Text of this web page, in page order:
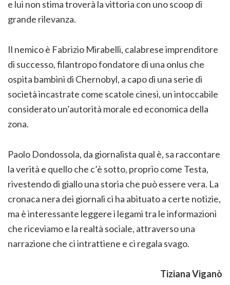
e lui non stima troverà la vittoria con uno scoop di
grande rilevanza.
Il nemico è Fabrizio Mirabelli, calabrese imprenditore
di successo, filantropo fondatore di una onlus che
ospita bambini di Chernobyl, a capo di una serie di
società incastrate come scatole cinesi, un intoccabile
considerato un’autorità morale ed economica della
zona.
Paolo Dondossola, da giornalista qual è, sa raccontare
la verità e quello che c’è sotto, proprio come Testa,
rivestendo di giallo una storia che può essere vera. La
cronaca nera dei giornali ci ha abituato a certe notizie,
ma è interessante leggere i legami tra le informazioni
che riceviamo e la realtà sociale, attraverso una
narrazione che ci intrattiene e ci regala svago.
Tiziana Viganò